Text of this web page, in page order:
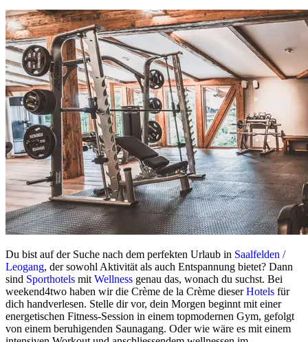
Du bist auf der Suche nach dem perfekten Urlaub in Saalfelden /
Leogang, der sowohl Aktivität als auch Entspannung bietet? Dann
sind Sporthotels mit Wellness genau das, wonach du suchst. Bei
weekend4two haben wir die Crème de la Crème dieserHotels für
dich handverlesen. Stelle dir vor, dein Morgen beginnt mit einer
energetischen Fitness-Session in einem topmodernen Gym, gefolgt
von einem beruhigenden Saunagang. Oder wie wäre es mit einem